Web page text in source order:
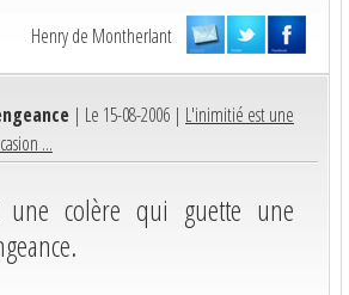
Henry de Montherlant
| Le 15-08-2006 | L'inimitié est une
...
colère qui guette une